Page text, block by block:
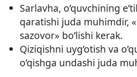
Sarlavha, o’quvchining
qaratishi juda muhimdir,
sazovor» bo’lishi kerak.
Qiziqishni uyg’otish va
o’qishga undashi juda